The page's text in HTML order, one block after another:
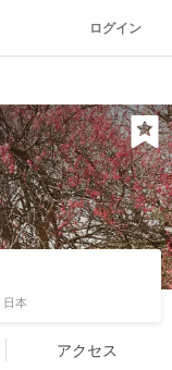
ログイン
日本
アクセス